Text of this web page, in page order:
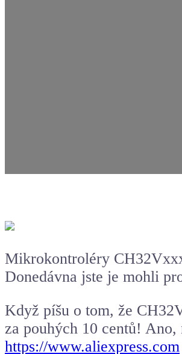
Mikrokontroléry
Donedávna jste je mohli
Když píšu o tom, že
za pouhých 10 centů!
https://www.aliexpress.com